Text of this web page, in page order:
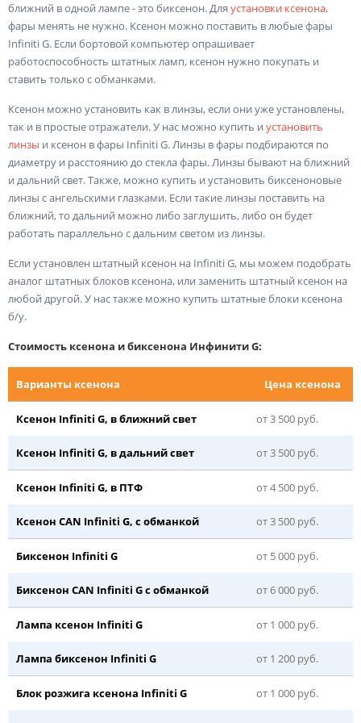
ближний в одной лампе - это биксенон. Для установки ксенона,
фары менять не нужно. Ксенон можно поставить в любые фары
Infiniti G. Если бортовой компьютер опрашивает
работоспособность штатных ламп, ксенон нужно покупать и
ставить только с обманками.
Ксенон можно установить как в линзы, если они уже установлены,
так и в простые отражатели. У нас можно купить и установить
линзы и ксенон в фары Infiniti G. Линзы в фары подбираются по
диаметру и расстоянию до стекла фары. Линзы бывают на ближний
и дальний свет. Также, можно купить и установить биксеноновые
линзы с ангельскими глазками. Если такие линзы поставить на
ближний, то дальний можно либо заглушить, либо он будет
работать параллельно с дальним светом из линзы.
Если установлен штатный ксенон на Infiniti G, мы можем подобрать
аналог штатных блоков ксенона, или заменить штатный ксенон на
любой другой. У нас также можно купить штатные блоки ксенона
б/у.
Стоимость ксенона и биксенона Инфинити G:
Варианты ксенона Цена ксенона
Ксенон Infiniti G, в ближний свет от 3 500 руб.
Ксенон Infiniti G, в дальний свет от 3 500 руб.
Ксенон Infiniti G, в ПТФ от 4 500 руб.
Ксенон CAN Infiniti G, с обманкой от 3 500 руб.
Биксенон Infiniti G от 5 000 руб.
Биксенон CAN Infiniti G с обманкой от 6 000 руб.
Лампа ксенон Infiniti G от 1 000 руб.
Лампа биксенон Infiniti G от 1 200 руб.
Блок розжига ксенона Infiniti G от 1 000 руб.